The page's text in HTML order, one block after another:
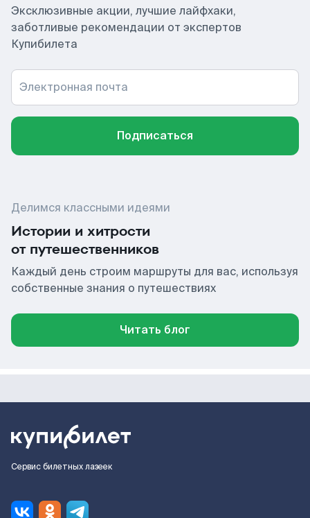
Эксклюзивные акции, лучшие лайфхаки,
заботливые рекомендации от экспертов
Купибилета
Электронная почта
Подписаться
Делимся классными идеями
Истории и хитрости
от путешественников
Каждый день строим маршруты для вас, используя
собственные знания о путешествиях
Читать блог
Сервис билетных лазеек